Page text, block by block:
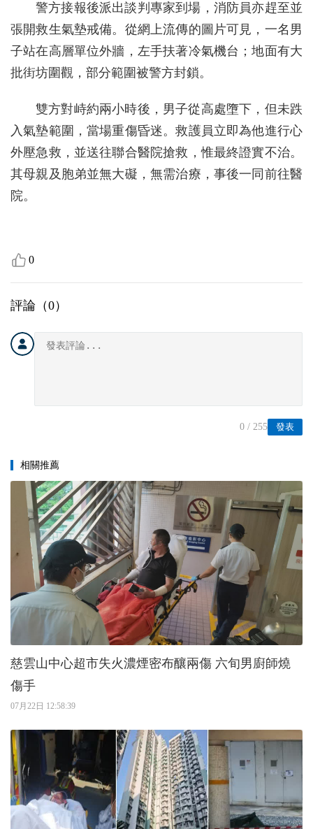
警方接報後派出談判專家到場，消防員亦趕至並
張開救生氣墊戒備。從網上流傳的圖片可見，一名男
子站在高層單位外牆，左手扶著冷氣機台；地面有大
批街坊圍觀，部分範圍被警方封鎖。
雙方對峙約兩小時後，男子從高處墮下，但未跌
入氣墊範圍，當場重傷昏迷。救護員立即為他進行心
外壓急救，並送往聯合醫院搶救，惟最終證實不治。
其母親及胞弟並無大礙，無需治療，事後一同前往醫
院。
0
評論（0）
發表
0 / 255
相關推薦
慈雲山中心超市失火濃煙密布釀兩傷 六旬男廚師燒
傷手
07月22日 12:58:39